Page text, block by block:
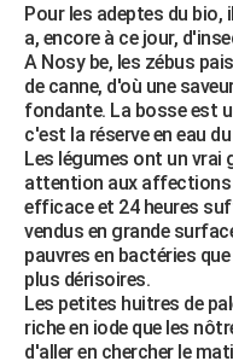
Pour les adeptes du bio,
a, encore à ce jour,
A Nosy be, les zébus
de canne, d'où une
fondante. La bosse est
c'est la réserve en eau
Les légumes ont un
attention aux
efficace et 24 heures
vendus en grande
pauvres en bactéries
plus dérisoires.
Les petites huitres de
riche en iode que les
d'aller en chercher le